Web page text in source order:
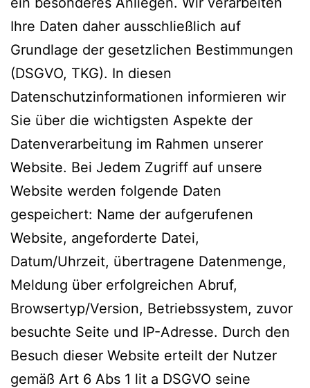
Ihre Daten daher ausschließlich auf
Grundlage der gesetzlichen Bestimmungen
(DSGVO, TKG). In diesen
Datenschutzinformationen informieren wir
Sie über die wichtigsten Aspekte der
Datenverarbeitung im Rahmen unserer
Website. Bei Jedem Zugriff auf unsere
Website werden folgende Daten
gespeichert: Name der aufgerufenen
Website, angeforderte Datei,
Datum/Uhrzeit, übertragene Datenmenge,
Meldung über erfolgreichen Abruf,
Browsertyp/Version, Betriebssystem, zuvor
besuchte Seite und IP-Adresse. Durch den
Besuch dieser Website erteilt der Nutzer
gemäß Art 6 Abs 1 lit a DSGVO seine